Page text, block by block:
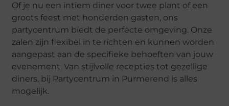
Of je nu een intiem diner voor twee plant of een
groots feest met honderden gasten, ons
partycentrum biedt de perfecte omgeving. Onze
zalen zijn flexibel in te richten en kunnen worden
aangepast aan de specifieke behoeften van jouw
evenement. Van stijlvolle recepties tot gezellige
diners, bij Partycentrum in Purmerend is alles
mogelijk.